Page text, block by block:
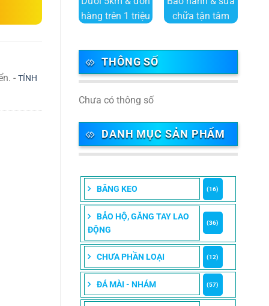
hàng trên 1 triệu
chữa tận tâm
THÔNG SỐ
Chưa có thông số
DANH MỤC SẢN PHẨM
BĂNG KEO (16)
BẢO HỘ, GĂNG TAY LAO
ĐỘNG
(36)
CHƯA PHẦN LOẠI (12)
ĐÁ MÀI - NHÁM (57)
- TÍNH